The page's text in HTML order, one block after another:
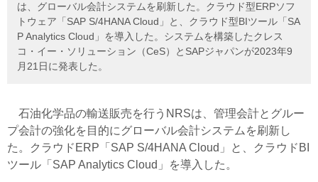
は、グローバル会計システムを刷新した。クラウド型ERPソフ
トウェア「SAP S/4HANA Cloud」と、クラウド型BIツール「SA
P Analytics Cloud」を導入した。システムを構築したクレス
コ・イー・ソリューション（CeS）とSAPジャパンが2023年9
月21日に発表した。
石油化学品の輸送販売を行うNRSは、管理会計とグルー
プ会計の強化を目的にグローバル会計システムを刷新し
た。クラウドERP「SAP S/4HANA Cloud」と、クラウドBI
ツール「SAP Analytics Cloud」を導入した。